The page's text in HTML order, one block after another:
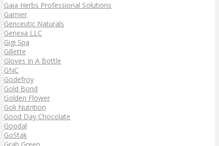
Gaia Herbs Professional Solutions
Garnier
Genceutic Naturals
Genexa LLC
Gigi Spa
Gillette
Gloves In A Bottle
GNC
Godefroy
Gold Bond
Golden Flower
Goli Nutrition
Good Day Chocolate
Goodal
GoStak